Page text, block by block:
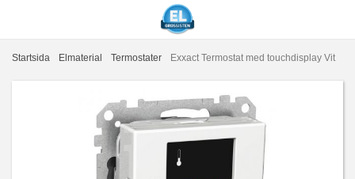
Startsida Elmaterial Termostater Exxact Termostat med touchdisplay Vit